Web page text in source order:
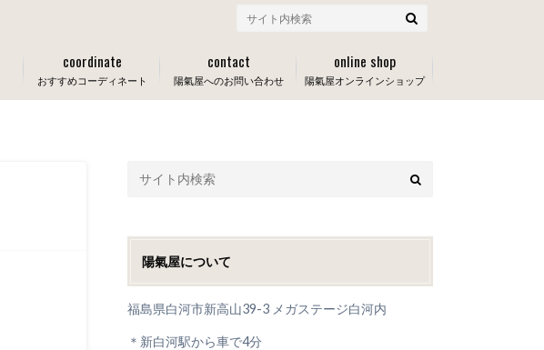
おすすめコーディネート
coordinate
陽氣屋へのお問い合わせ
contact
陽氣屋オンラインショップ
online shop
陽氣屋について
福島県白河市新高山39-3 メガステージ白河内
＊新白河駅から車で4分